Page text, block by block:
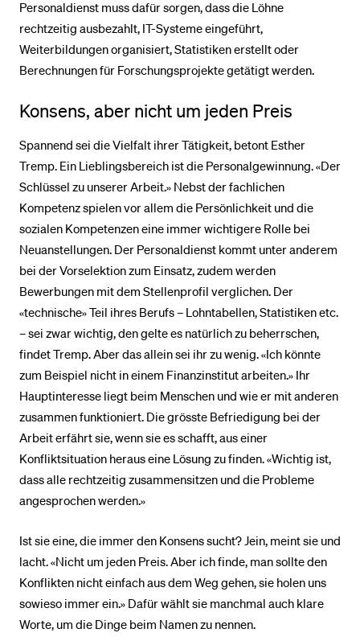
Personaldienst muss dafür sorgen, dass die Löhne
rechtzeitig ausbezahlt, IT-Systeme eingeführt,
Weiterbildungen organisiert, Statistiken erstellt oder
Berechnungen für Forschungsprojekte getätigt werden.
Konsens, aber nicht um jeden Preis
Spannend sei die Vielfalt ihrer Tätigkeit, betont Esther
Tremp. Ein Lieblingsbereich ist die Personalgewinnung. «Der
Schlüssel zu unserer Arbeit.» Nebst der fachlichen
Kompetenz spielen vor allem die Persönlichkeit und die
sozialen Kompetenzen eine immer wichtigere Rolle bei
Neuanstellungen. Der Personaldienst kommt unter anderem
bei der Vorselektion zum Einsatz, zudem werden
Bewerbungen mit dem Stellenprofil verglichen. Der
«technische» Teil ihres Berufs – Lohntabellen, Statistiken etc.
– sei zwar wichtig, den gelte es natürlich zu beherrschen,
findet Tremp. Aber das allein sei ihr zu wenig. «Ich könnte
zum Beispiel nicht in einem Finanzinstitut arbeiten.» Ihr
Hauptinteresse liegt beim Menschen und wie er mit anderen
zusammen funktioniert. Die grösste Befriedigung bei der
Arbeit erfährt sie, wenn sie es schafft, aus einer
Konfliktsituation heraus eine Lösung zu finden. «Wichtig ist,
dass alle rechtzeitig zusammensitzen und die Probleme
angesprochen werden.»
Ist sie eine, die immer den Konsens sucht? Jein, meint sie und
lacht. «Nicht um jeden Preis. Aber ich finde, man sollte den
Konflikten nicht einfach aus dem Weg gehen, sie holen uns
sowieso immer ein.» Dafür wählt sie manchmal auch klare
Worte, um die Dinge beim Namen zu nennen.